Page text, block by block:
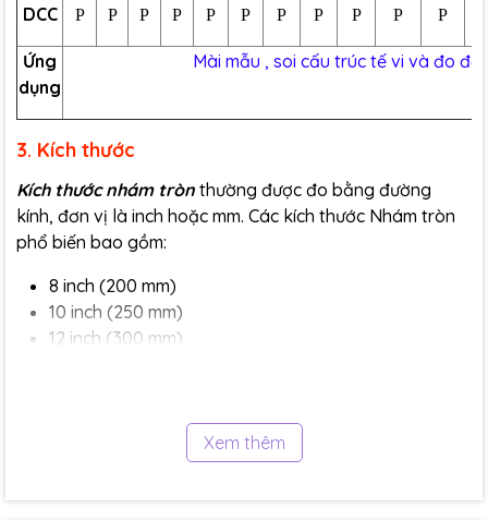
DCC P P P P P P P P P P P
Ứng
dụng
Mài mẫu , soi cấu trúc tế vi và đo độ
3. Kích thước
Kích thước nhám tròn thường được đo bằng đường
kính, đơn vị là inch hoặc mm. Các kích thước Nhám tròn
phổ biến bao gồm:
8 inch (200 mm)
10 inch (250 mm)
12 inch (300 mm)
(350 mm), 16 inch (400 mm), v.v.
Ví dụ, Nhám tròn2 inchthường được sử dụng cho các
Xem thêm